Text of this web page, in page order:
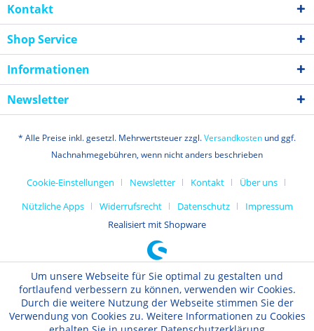
Kontakt
Shop Service
Informationen
Newsletter
* Alle Preise inkl. gesetzl. Mehrwertsteuer zzgl.Versandkosten und ggf.
Nachnahmegebühren, wenn nicht anders beschrieben
Cookie-Einstellungen Newsletter Kontakt
Über uns
Nützliche Apps
Widerrufsrecht Datenschutz
Impressum
Realisiert mit Shopware
Um unsere Webseite für Sie optimal zu gestalten und
fortlaufend verbessern zu können, verwenden wir Cookies.
Durch die weitere Nutzung der Webseite stimmen Sie der
Verwendung von Cookies zu. Weitere Informationen zu Cookies